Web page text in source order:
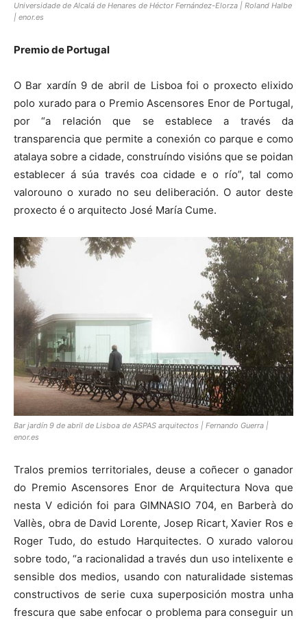
Universidade de Alcalá de Henares de Héctor Fernández-Elorza | Roland Halbe
| enor.es
Premio de Portugal
O Bar xardín 9 de abril de Lisboa foi o proxecto elixido
polo xurado para o Premio Ascensores Enor de Portugal,
por “a relación que se establece a través da
transparencia que permite a conexión co parque e como
atalaya sobre a cidade, construíndo visións que se poidan
establecer á súa través coa cidade e o río”, tal como
valorouno o xurado no seu deliberación. O autor deste
proxecto é o arquitecto José María Cume.
Bar jardín 9 de abril de Lisboa de ASPAS arquitectos | Fernando Guerra |
enor.es
Tralos premios territoriales, deuse a coñecer o ganador
do Premio Ascensores Enor de Arquitectura Nova que
nesta V edición foi para GIMNASIO 704, en Barberà do
Vallès, obra de David Lorente, Josep Ricart, Xavier Ros e
Roger Tudo, do estudo Harquitectes. O xurado valorou
sobre todo, “a racionalidad a través dun uso intelixente e
sensible dos medios, usando con naturalidade sistemas
constructivos de serie cuxa superposición mostra unha
frescura que sabe enfocar o problema para conseguir un